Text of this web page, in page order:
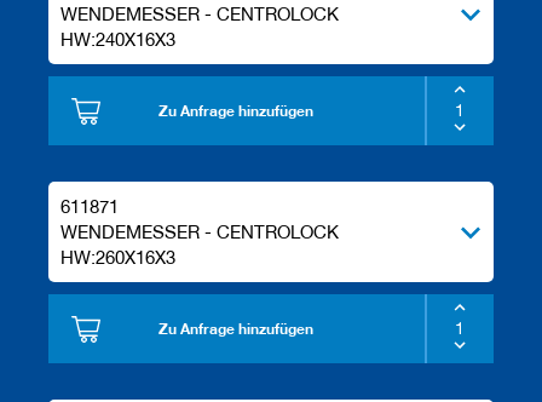
WENDEMESSER - CENTROLOCK
HW:240X16X3
Zu Anfrage hinzufügen
611871
WENDEMESSER - CENTROLOCK
HW:260X16X3
Zu Anfrage hinzufügen